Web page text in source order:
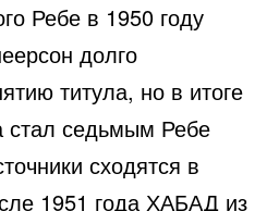
Ребе в 1950 году
долго
титула, но в итоге
стал седьмым Ребе
сходятся в
1951 года ХАБАД из